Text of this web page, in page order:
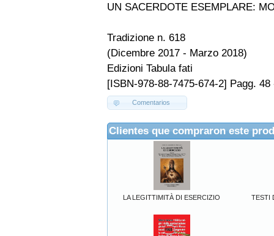
UN SACERDOTE ESEMPLARE:
Tradizione n. 618
(Dicembre 2017 - Marzo 2018)
Edizioni Tabula fati
[ISBN-978-88-7475-674-2] Pagg. 48
Comentarios
Clientes que compraron este
LA LEGITTIMITÀ DI ESERCIZIO TESTI